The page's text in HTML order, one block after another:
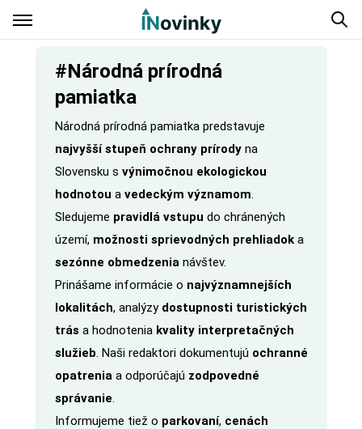
#Národná prírodná
pamiatka
Národná prírodná pamiatka predstavuje
najvyšší stupeň ochrany prírodyna
Slovensku s výnimočnou ekologickou
hodnotou a vedeckým významom.
Sledujeme pravidlá vstupu do chránených
území, možnosti sprievodných prehliadoka
sezónne obmedzenianávštev.
Prinášame informácie o najvýznamnejších
lokalitách, analýzy dostupnosti turistických
trás a hodnotenia kvality interpretačných
služieb. Naši redaktori dokumentujú ochranné
opatreniaa odporúčajú zodpovedné
správanie.
Informujeme tiež o parkovaní, cenách